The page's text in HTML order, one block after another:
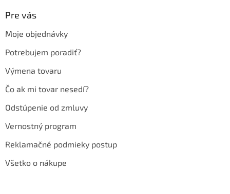
Pre vás
Moje objednávky
Potrebujem poradiť?
Výmena tovaru
Čo ak mi tovar nesedí?
Odstúpenie od zmluvy
Vernostný program
Reklamačné podmieky postup
Všetko o nákupe